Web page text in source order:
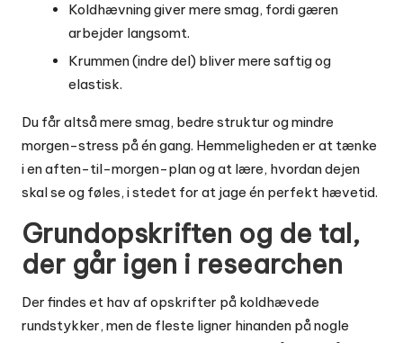
Koldhævning giver mere smag, fordi gæren
arbejder langsomt.
Krummen (indre del) bliver mere saftig og
elastisk.
Du får altså mere smag, bedre struktur og mindre
morgen-stress på én gang. Hemmeligheden er at tænke
i en aften-til-morgen-plan og at lære, hvordan dejen
skal se og føles, i stedet for at jage én perfekt hævetid.
Grundopskriften og de tal,
der går igen i researchen
Der findes et hav af opskrifter på koldhævede
rundstykker, men de fleste ligner hinanden på nogle